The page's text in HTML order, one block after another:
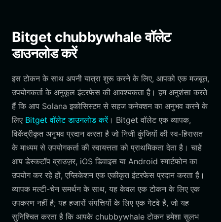
Bitget chubbywhale वॉलेट
डाउनलोड करें
इस टोकन के साथ अपनी यात्रा शुरू करने के लिए, आपको एक मजबूत,
उपयोगकर्ता के अनुकूल इंटरफेस की आवश्यकता है। हम अनुशंसा करते
हैं कि आप Solana इकोसिस्टम से सहज कनेक्शन का अनुभव करने के
लिए Bitget वॉलेट डाउनलोड करें। Bitget वॉलेट एक व्यापक,
विकेंद्रीकृत अनुभव प्रदान करता है जो निजी कुंजियों की स्व-हिरासत
के माध्यम से उपयोगकर्ता की स्वायत्तता को प्राथमिकता देता है। चाहे
आप डेस्कटॉप ब्राउज़र, iOS डिवाइस या Android स्मार्टफोन का
उपयोग कर रहे हों, एप्लिकेशन एक एकीकृत इंटरफेस प्रदान करता है।
व्यापक मल्टी-चेन समर्थन के साथ, यह केवल एक टोकन के लिए एक
उपकरण नहीं है; यह हजारों संपत्तियों के लिए एक गेटवे है, जो यह
सुनिश्चित करता है कि आपके chubbywhale टोकन हमेशा सुलभ